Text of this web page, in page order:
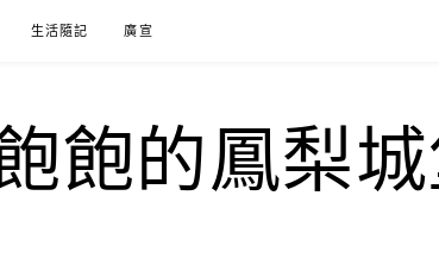
生活隨記 廣宣
飽的鳳梨